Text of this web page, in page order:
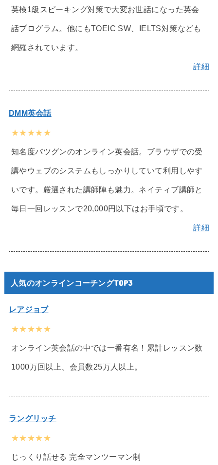
英検1級スピーキング対策で大変お世話になった英会
話プログラム。他にもTOEIC SW、IELTS対策なども
網羅されています。
詳細
DMM英会話
★★★★★
知名度バツグンのオンライン英会話。ブラウザでの受
講やウェブのシステムもしっかりしていて利用しやす
いです。厳選された講師陣も魅力。ネイティブ講師と
毎日一回レッスンで20,000円以下はお手頃です。
詳細
人気のオンラインコーチングTOP3
レアジョブ
★★★★★
オンライン英会話の中では一番有名！累計レッスン数
1000万回以上、会員数25万人以上。
ラングリッチ
★★★★★
じっくり話せる 完全マンツーマン制